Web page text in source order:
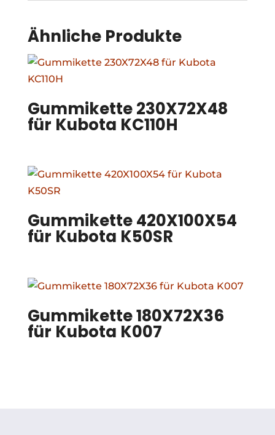
Ähnliche Produkte
Gummikette 230X72X48
für Kubota KC110H
Gummikette 420X100X54
für Kubota K50SR
Gummikette 180X72X36
für Kubota K007